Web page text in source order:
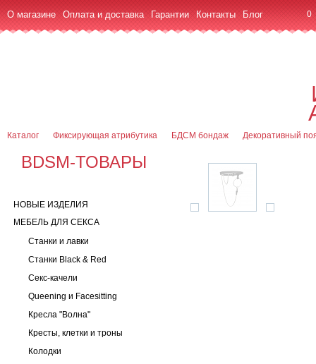
О магазине Оплата и доставка Гарантии Контакты Блог 0
Каталог Фиксирующая атрибутика БДСМ бондаж Декоративный
BDSM-ТОВАРЫ
НОВЫЕ ИЗДЕЛИЯ
МЕБЕЛЬ ДЛЯ СЕКСА
Станки и лавки
Станки Black & Red
Секс-качели
Queening и Facesitting
Кресла "Волна"
Кресты, клетки и троны
Колодки